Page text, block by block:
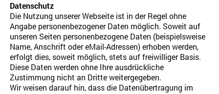
Datenschutz
Die Nutzung unserer Webseite ist in der Regel ohne
Angabe personenbezogener Daten möglich. Soweit auf
unseren Seiten personenbezogene Daten (beispielsweise
Name, Anschrift oder eMail-Adressen) erhoben werden,
erfolgt dies, soweit möglich, stets auf freiwilliger Basis.
Diese Daten werden ohne Ihre ausdrückliche
Zustimmung nicht an Dritte weitergegeben.
Wir weisen darauf hin, dass die Datenübertragung im